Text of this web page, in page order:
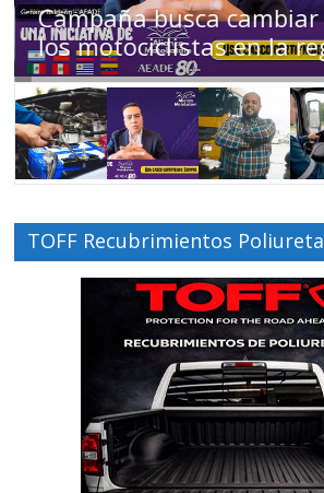
Choferes profesionales
Ecuador en movimiento
TOFF Recubrimientos